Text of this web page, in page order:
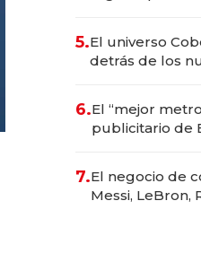
200M.
5.El universo
detrás de los
6.El “mejor
publicitario de
autos
7.El negocio de
Messi, LeBron,